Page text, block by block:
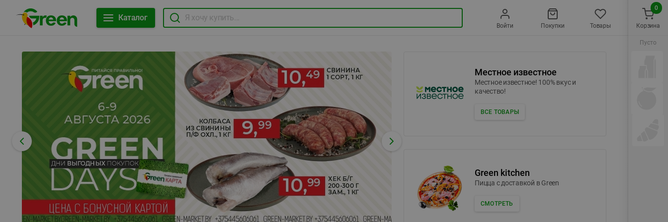
Каталог
Войти Покупки Товары
Местное известное
Местное известное! 100% вкус и
качество!
ВСЕ ТОВАРЫ
Green kitchen
Пицца c доставкой в Green
СМОТРЕТЬ
Корзина
0
Пусто